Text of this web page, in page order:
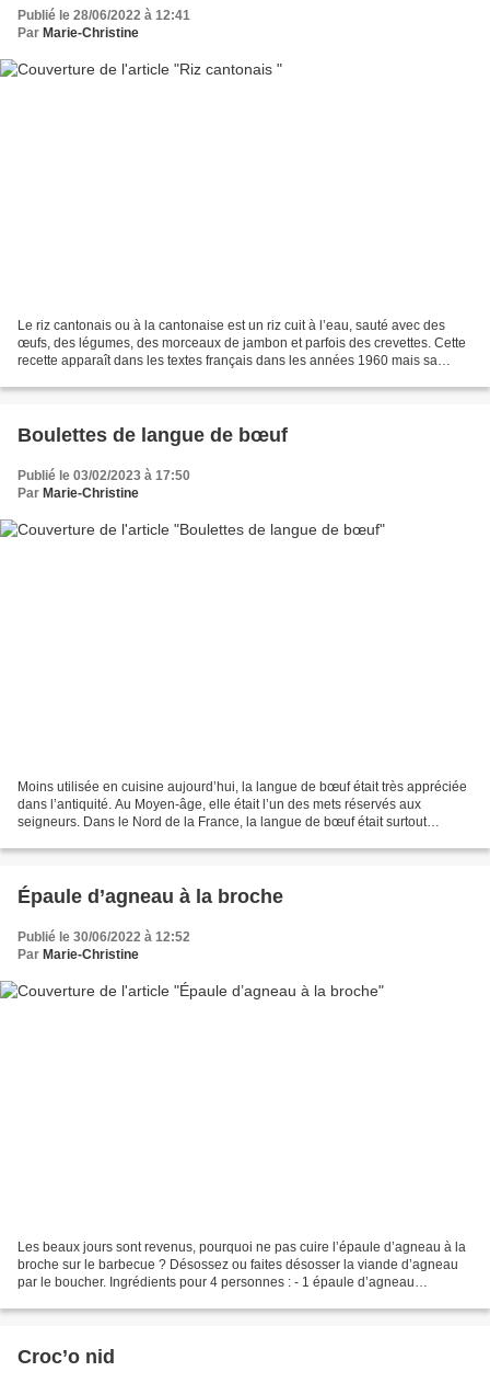
Publié le 28/06/2022 à 12:41
Par Marie-Christine
Le riz cantonais ou à la cantonaise est un riz cuit à l’eau, sauté avec des
œufs, des légumes, des morceaux de jambon et parfois des crevettes. Cette
recette apparaît dans les textes français dans les années 1960 mais sa
Boulettes de langue de bœuf
Publié le 03/02/2023 à 17:50
Par Marie-Christine
Moins utilisée en cuisine aujourd’hui, la langue de bœuf était très appréciée
dans l’antiquité. Au Moyen-âge, elle était l’un des mets réservés aux
seigneurs. Dans le Nord de la France, la langue de bœuf était surtout
Épaule d’agneau à la broche
Publié le 30/06/2022 à 12:52
Par Marie-Christine
Les beaux jours sont revenus, pourquoi ne pas cuire l’épaule d’agneau à la
broche sur le barbecue ? Désossez ou faites désosser la viande d’agneau
par le boucher. Ingrédients pour 4 personnes : - 1 épaule d’agneau
Croc’o nid